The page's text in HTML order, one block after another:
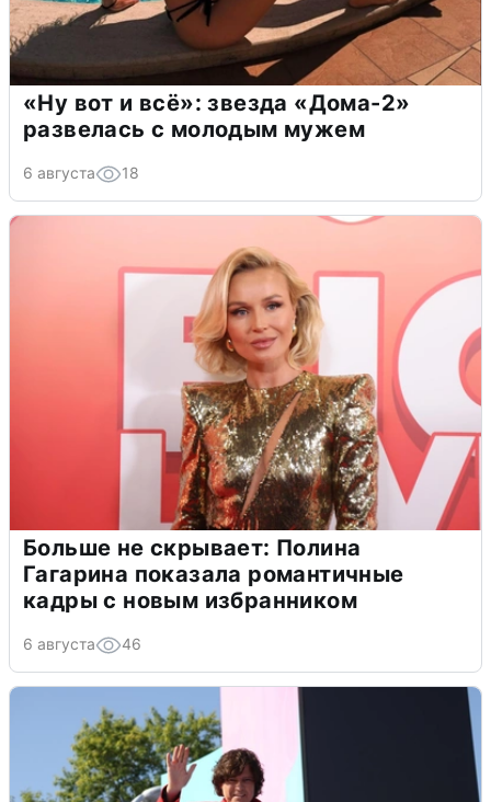
«Ну вот и всё»: звезда «Дома-2»
развелась с молодым мужем
6 августа 18
Больше не скрывает: Полина
Гагарина показала романтичные
кадры с новым избранником
6 августа 46